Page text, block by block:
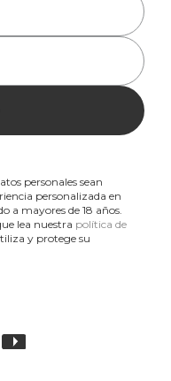
personales sean
personalizada en
a mayores de 18 años.
lea nuestra política de
y protege su